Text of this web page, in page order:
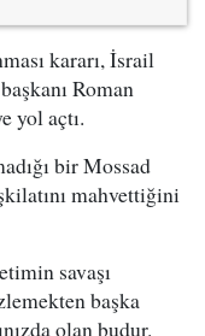
kararı, İsrail
Roman
yol açtı.
bir Mossad
mahvettiğini
savaşı
başka
olan budur.